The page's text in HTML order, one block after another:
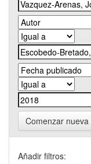
Comenzar
Añadir filtros: